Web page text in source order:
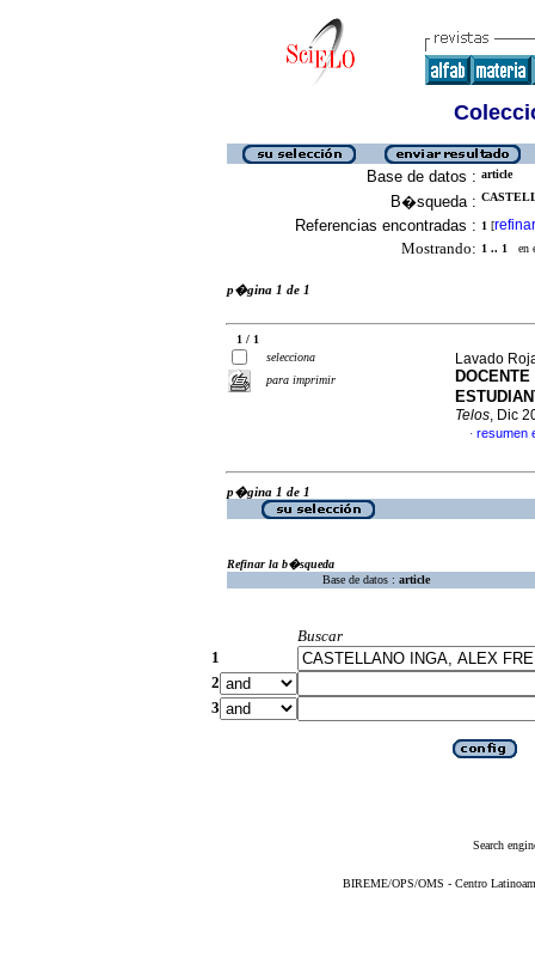
Base de datos : article
B�squeda :
Referencias encontradas : 1 [refinar
Mostrando: 1 .. 1 en
p�gina 1 de 1
1 / 1
selecciona
para imprimir
Lavado
Telos, Dic
· resumen
p�gina 1 de 1
Refinar la b�squeda
Base de datos : article
Buscar
1
2
3
Search
BIREME/OPS/OMS - Centro